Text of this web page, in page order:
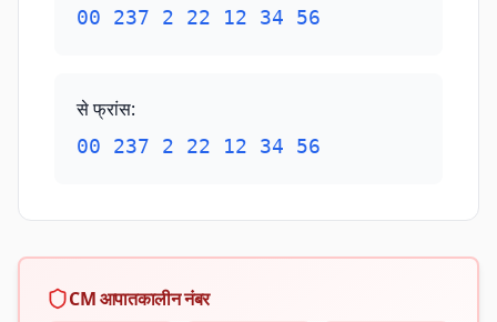
00 237 2 22 12 34 56
से फ्रांस:
00 237 2 22 12 34 56
CM आपातकालीन नंबर